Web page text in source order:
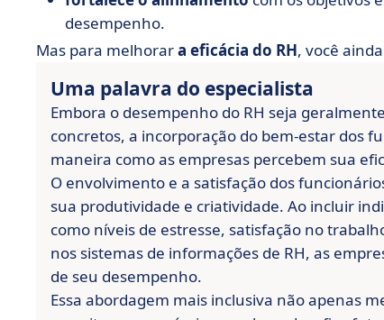
desempenho.
Mas para melhorara eficácia do RH, você
Uma palavra do especialista
Embora o desempenho do RH seja
concretos, a incorporação do bem-estar dos
maneira como as empresas percebem sua
O envolvimento e a satisfação dos
sua produtividade e criatividade. Ao incluir
como níveis de estresse, satisfação no
nos sistemas de informações de RH, as
de seu desempenho.
Essa abordagem mais inclusiva não apenas